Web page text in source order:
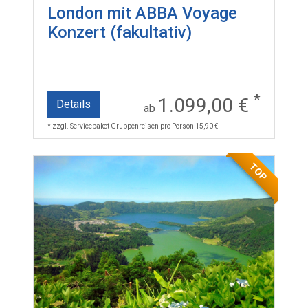
London mit ABBA Voyage
Konzert (fakultativ)
Details ab 1.099,00 € *
* zzgl. Servicepaket Gruppenreisen pro Person 15,90 €
TOP